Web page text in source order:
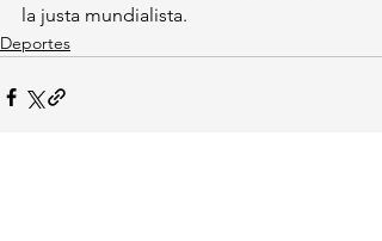
la justa mundialista.
Deportes